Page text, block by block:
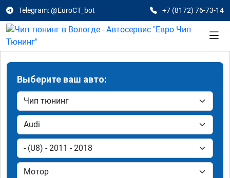
Telegram: @EuroCT_bot +7 (8172) 76-73-14
Выберите ваш авто: